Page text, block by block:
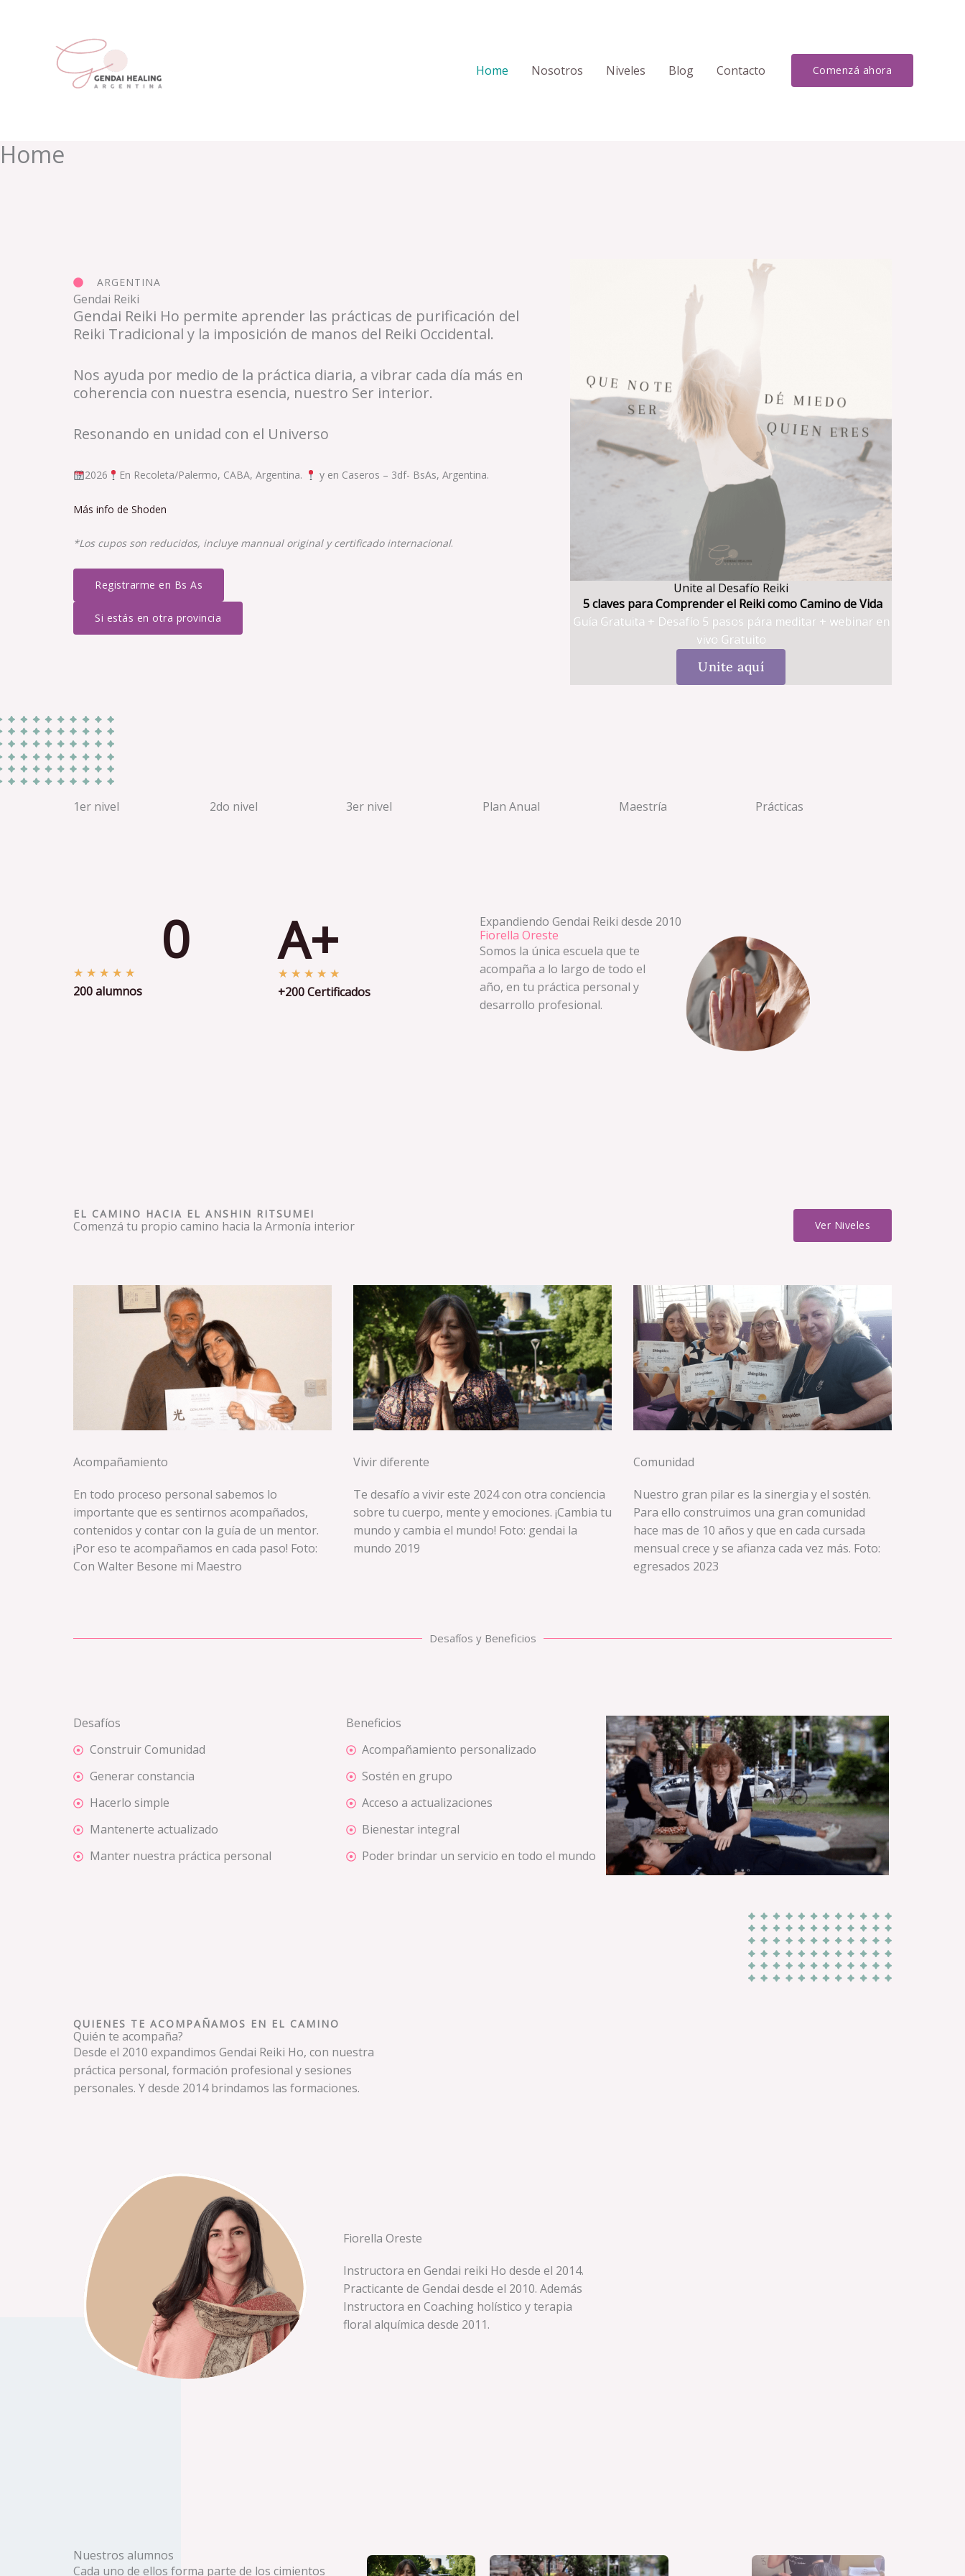
Home
Nosotros Niveles Blog Contacto Comenzá ahora
Home
ARGENTINA
Gendai Reiki
Gendai Reiki Ho permite aprender las prácticas de purificación del
Reiki Tradicional y la imposición de manos del Reiki Occidental.
Nos ayuda por medio de la práctica diaria, a vibrar cada día más en
coherencia con nuestra esencia, nuestro Ser interior.
Resonando en unidad con el Universo
2026 En Recoleta/Palermo, CABA, Argentina. y en Caseros – 3df- BsAs, Argentina.
Más info de Shoden
*Los cupos son reducidos, incluye mannual original y certificado internacional.
Registrarme en Bs As
Si estás en otra provincia
Unite al Desafío Reiki
5 claves para Comprender el Reiki como Camino de Vida
Guía Gratuita + Desafío 5 pasos pára meditar + webinar en
vivo Gratuito
Unite aquí
1er nivel 2do nivel 3er nivel Plan Anual Maestría Prácticas
0
★ ★ ★ ★ ★
a
5
200 alumnos
A+
★ ★ ★ ★ ★
a
5
+200 Certificados
Expandiendo Gendai Reiki desde 2010
Fiorella Oreste
Somos la única escuela que te
acompaña a lo largo de todo el
año, en tu práctica personal y
desarrollo profesional.
EL CAMINO HACIA EL ANSHIN RITSUMEI
Comenzá tu propio camino hacia la Armonía interior Ver Niveles
Acompañamiento
En todo proceso personal sabemos lo
importante que es sentirnos acompañados,
contenidos y contar con la guía de un mentor.
¡Por eso te acompañamos en cada paso! Foto:
Con Walter Besone mi Maestro
Vivir diferente
Te desafío a vivir este 2024 con otra conciencia
sobre tu cuerpo, mente y emociones. ¡Cambia tu
mundo y cambia el mundo! Foto: gendai la
mundo 2019
Comunidad
Nuestro gran pilar es la sinergia y el sostén.
Para ello construimos una gran comunidad
hace mas de 10 años y que en cada cursada
mensual crece y se afianza cada vez más. Foto:
egresados 2023
Desafíos y Beneficios
Desafíos
Construir Comunidad
Generar constancia
Hacerlo simple
Mantenerte actualizado
Manter nuestra práctica personal
Beneficios
Acompañamiento personalizado
Sostén en grupo
Acceso a actualizaciones
Bienestar integral
Poder brindar un servicio en todo el mundo
QUIENES TE ACOMPAÑAMOS EN EL CAMINO
Quién te acompaña?
Desde el 2010 expandimos Gendai Reiki Ho, con nuestra
práctica personal, formación profesional y sesiones
personales. Y desde 2014 brindamos las formaciones.
Fiorella Oreste
Instructora en Gendai reiki Ho desde el 2014.
Practicante de Gendai desde el 2010. Además
Instructora en Coaching holístico y terapia
floral alquímica desde 2011.
Nuestros alumnos
Cada uno de ellos forma parte de los cimientos